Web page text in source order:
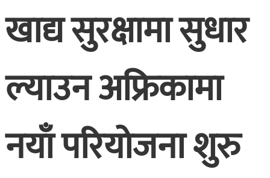
खाद्य सुरक्षामा सुधार
ल्याउन अफ्रिकामा
नयाँ परियोजना शुरु